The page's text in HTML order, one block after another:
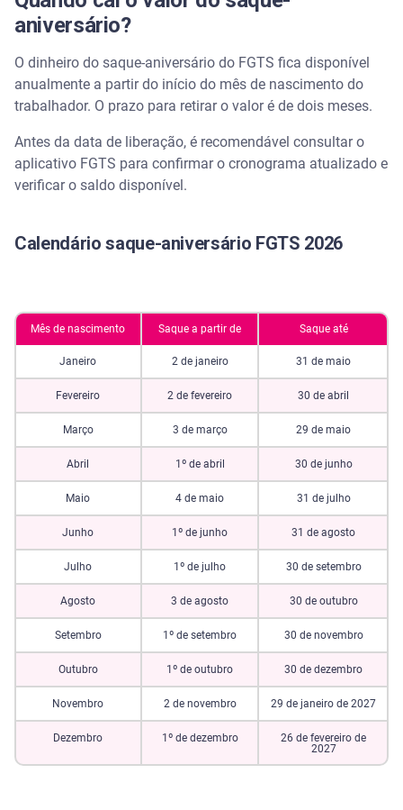
aniversário?
O dinheiro do saque-aniversário do FGTS fica disponível
anualmente a partir do início do mês de nascimento do
trabalhador. O prazo para retirar o valor é de dois meses.
Antes da data de liberação, é recomendável consultar o
aplicativo FGTS para confirmar o cronograma atualizado e
verificar o saldo disponível.
Calendário saque-aniversário FGTS 2026
Mês de nascimento Saque a partir de Saque até
Janeiro 2 de janeiro 31 de maio
Fevereiro 2 de fevereiro 30 de abril
Março 3 de março 29 de maio
Abril 1º de abril 30 de junho
Maio 4 de maio 31 de julho
Junho 1º de junho 31 de agosto
Julho 1º de julho 30 de setembro
Agosto 3 de agosto 30 de outubro
Setembro 1º de setembro 30 de novembro
Outubro 1º de outubro 30 de dezembro
Novembro 2 de novembro 29 de janeiro de 2027
Dezembro 1º de dezembro
26 de fevereiro de
2027